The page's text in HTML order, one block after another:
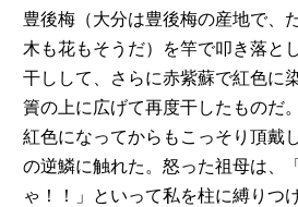
豊後梅（大分は豊後梅の産地で、
木も花もそうだ）を竿で叩き落と
干しして、さらに赤紫蘇で紅色に
簀の上に広げて再度干したものだ
紅色になってからもこっそり頂戴
の逆鱗に触れた。怒った祖母は、
ゃ！！」といって私を柱に縛りつ